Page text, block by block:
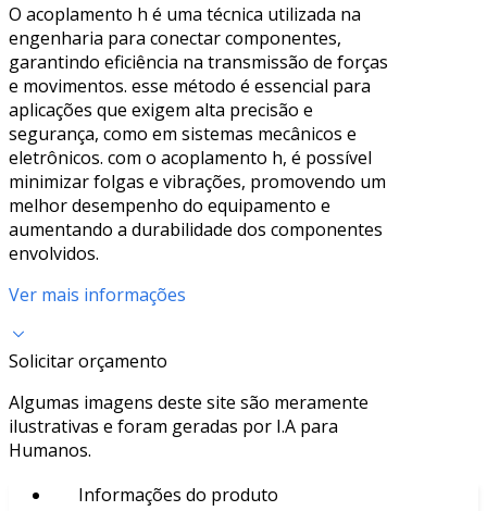
O acoplamento h é uma técnica utilizada na
engenharia para conectar componentes,
garantindo eficiência na transmissão de forças
e movimentos. esse método é essencial para
aplicações que exigem alta precisão e
segurança, como em sistemas mecânicos e
eletrônicos. com o acoplamento h, é possível
minimizar folgas e vibrações, promovendo um
melhor desempenho do equipamento e
aumentando a durabilidade dos componentes
envolvidos.
Ver mais informações
Solicitar orçamento
Algumas imagens deste site são meramente
ilustrativas e foram geradas por I.A para
Humanos.
Informações do produto